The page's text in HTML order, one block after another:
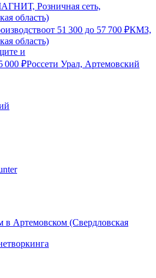
Розничная сеть,
область)
от 51 300 до 57 700 ₽КМЗ,
область)
и
000 ₽Россети Урал, Артемовский
в Артемовском (Свердловская